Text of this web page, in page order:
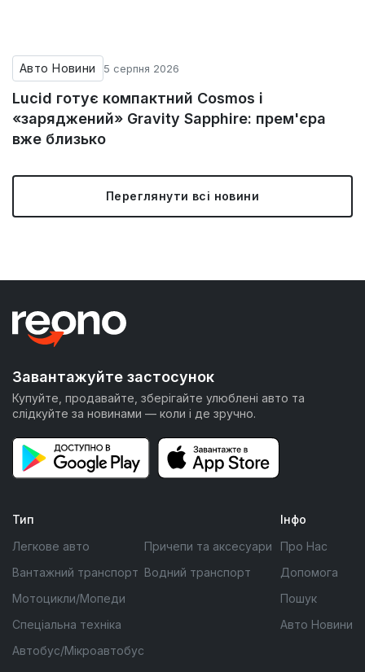
Авто Новини 5 серпня 2026
Lucid готує компактний Cosmos і
«заряджений» Gravity Sapphire: прем'єра
вже близько
Переглянути всі новини
Завантажуйте застосунок
Купуйте, продавайте, зберігайте улюблені авто та
слідкуйте за новинами — коли і де зручно.
Тип
Легкове авто
Вантажний транспорт
Мотоцикли/Мопеди
Спеціальна техніка
Автобус/Мікроавтобус
Причепи та аксесуари
Водний транспорт
Інфо
Про Нас
Допомога
Пошук
Авто Новини